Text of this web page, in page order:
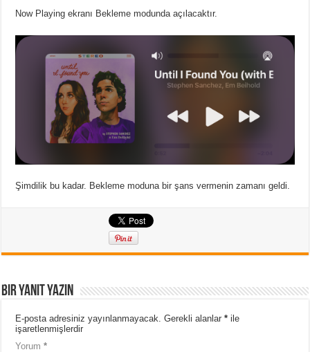
Now Playing ekranı Bekleme modunda açılacaktır.
Şimdilik bu kadar. Bekleme moduna bir şans vermenin zamanı geldi.
Bir yanıt yazın
E-posta adresiniz yayınlanmayacak. Gerekli alanlar* ile
işaretlenmişlerdir
Yorum*